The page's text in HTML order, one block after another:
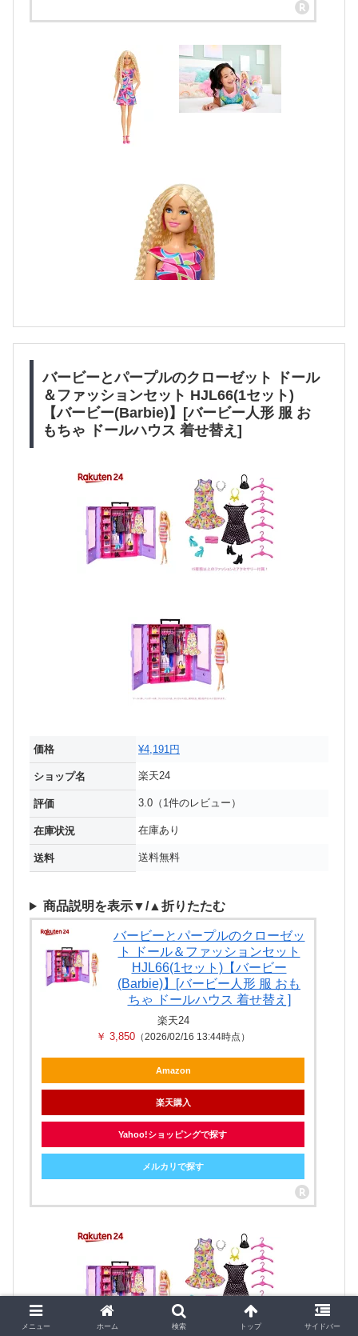
バービーとパープルのクローゼット ドール
＆ファッションセット HJL66(1セット)
【バービー(Barbie)】[バービー人形 服 お
もちゃ ドールハウス 着せ替え]
価格 ¥4,191円
ショップ名 楽天24
評価 3.0（1件のレビュー）
在庫状況 在庫あり
送料 送料無料
商品説明を表示▼/▲折りたたむ
バービーとパープルのクローゼッ
ト ドール＆ファッションセット
HJL66(1セット)【バービー
(Barbie)】[バービー人形 服 おも
ちゃ ドールハウス 着せ替え]
楽天24
￥ 3,850 （2026/02/16 13:44時点）
Amazon
楽天購入
Yahoo!ショッピングで探す
メルカリで探す
メニュー ホーム 検索 トップ サイドバー